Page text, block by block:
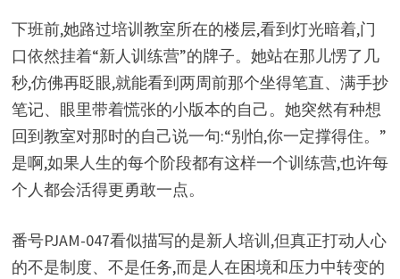
下班前,她路过培训教室所在的楼层,看到灯光暗着,门
口依然挂着“新人训练营”的牌子。她站在那儿愣了几
秒,仿佛再眨眼,就能看到两周前那个坐得笔直、满手抄
笔记、眼里带着慌张的小版本的自己。她突然有种想
回到教室对那时的自己说一句:“别怕,你一定撑得住。”
是啊,如果人生的每个阶段都有这样一个训练营,也许每
个人都会活得更勇敢一点。
番号PJAM-047看似描写的是新人培训,但真正打动人心
的不是制度、不是任务,而是人在困境和压力中转变的